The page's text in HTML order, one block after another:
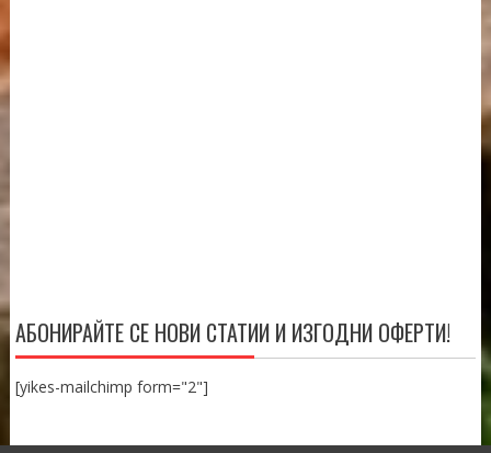
АБОНИРАЙТЕ СЕ НОВИ СТАТИИ И ИЗГОДНИ ОФЕРТИ!
[yikes-mailchimp form="2"]